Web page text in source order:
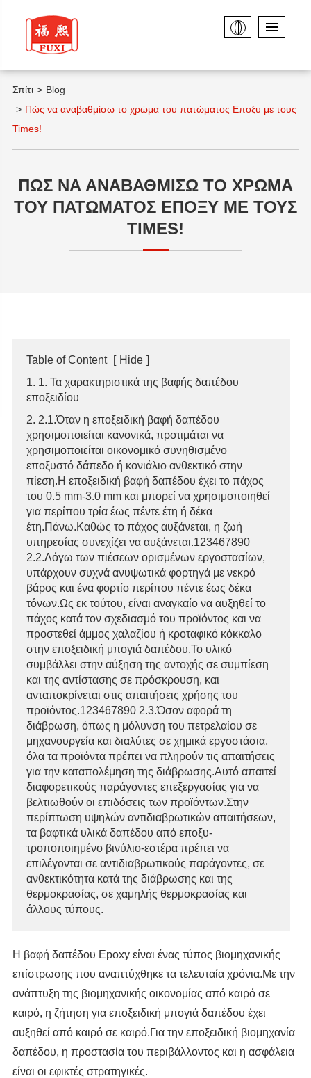
Σπίτι
Blog
Πώς να αναβαθμίσω το χρώμα του πατώματος Εποξυ με τους
Times!
ΠΏΣ ΝΑ ΑΝΑΒΑΘΜΊΣΩ ΤΟ ΧΡΏΜΑ
ΤΟΥ ΠΑΤΏΜΑΤΟΣ ΕΠΟΞΥ ΜΕ ΤΟΥΣ
TIMES!
Table of Content [ Hide ]
1. 1. Τα χαρακτηριστικά της βαφής δαπέδου
εποξειδίου
2. 2.1.Όταν η εποξειδική βαφή δαπέδου
χρησιμοποιείται κανονικά, προτιμάται να
χρησιμοποιείται οικονομικό συνηθισμένο
εποξυστό δάπεδο ή κονιάλιο ανθεκτικό στην
πίεση.Η εποξειδική βαφή δαπέδου έχει το πάχος
του 0.5 mm-3.0 mm και μπορεί να χρησιμοποιηθεί
για περίπου τρία έως πέντε έτη ή δέκα
έτη.Πάνω.Καθώς το πάχος αυξάνεται, η ζωή
υπηρεσίας συνεχίζει να αυξάνεται.123467890
2.2.Λόγω των πιέσεων ορισμένων εργοστασίων,
υπάρχουν συχνά ανυψωτικά φορτηγά με νεκρό
βάρος και ένα φορτίο περίπου πέντε έως δέκα
τόνων.Ως εκ τούτου, είναι αναγκαίο να αυξηθεί το
πάχος κατά τον σχεδιασμό του προϊόντος και να
προστεθεί άμμος χαλαζίου ή κροταφικό κόκκαλο
στην εποξειδική μπογιά δαπέδου.Το υλικό
συμβάλλει στην αύξηση της αντοχής σε συμπίεση
και της αντίστασης σε πρόσκρουση, και
ανταποκρίνεται στις απαιτήσεις χρήσης του
προϊόντος.123467890 2.3.Όσον αφορά τη
διάβρωση, όπως η μόλυνση του πετρελαίου σε
μηχανουργεία και διαλύτες σε χημικά εργοστάσια,
όλα τα προϊόντα πρέπει να πληρούν τις απαιτήσεις
για την καταπολέμηση της διάβρωσης.Αυτό απαιτεί
διαφορετικούς παράγοντες επεξεργασίας για να
βελτιωθούν οι επιδόσεις των προϊόντων.Στην
περίπτωση υψηλών αντιδιαβρωτικών απαιτήσεων,
τα βαφτικά υλικά δαπέδου από εποξυ-
τροποποιημένο βινύλιο-εστέρα πρέπει να
επιλέγονται σε αντιδιαβρωτικούς παράγοντες, σε
ανθεκτικότητα κατά της διάβρωσης και της
θερμοκρασίας, σε χαμηλής θερμοκρασίας και
άλλους τύπους.
Η βαφή δαπέδου Epoxy είναι ένας τύπος βιομηχανικής
επίστρωσης που αναπτύχθηκε τα τελευταία χρόνια.Με την
ανάπτυξη της βιομηχανικής οικονομίας από καιρό σε
καιρό, η ζήτηση για εποξειδική μπογιά δαπέδου έχει
αυξηθεί από καιρό σε καιρό.Για την εποξειδική βιομηχανία
δαπέδου, η προστασία του περιβάλλοντος και η ασφάλεια
είναι οι εφικτές στρατηγικές.